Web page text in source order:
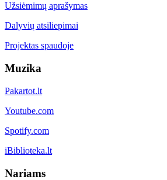
Užsiėmimų aprašymas
Dalyvių atsiliepimai
Projektas spaudoje
Muzika
Pakartot.lt
Youtube.com
Spotify.com
iBiblioteka.lt
Nariams